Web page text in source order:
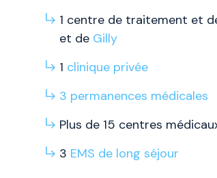
1 centre de traitement et
et de Gilly
1 clinique privée
3 permanences médicales
Plus de 15 centres
3 EMS de long séjour